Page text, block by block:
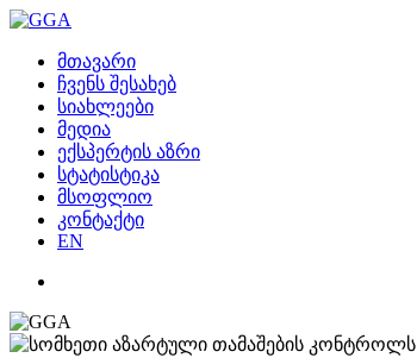
მთავარი
ჩვენს შესახებ
სიახლეები
მედია
ექსპერტის აზრი
სტატისტიკა
მსოფლიო
კონტაქტი
EN